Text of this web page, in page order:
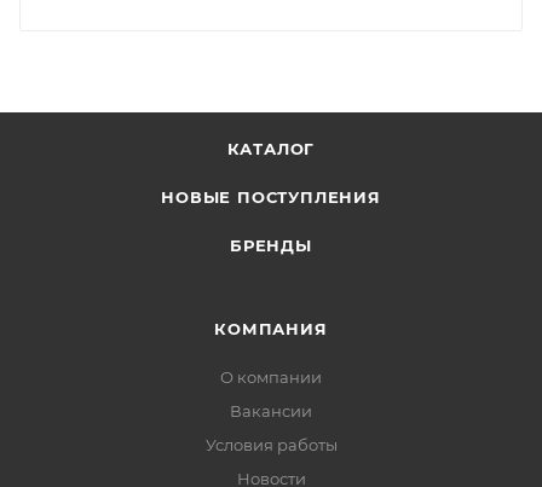
КАТАЛОГ
НОВЫЕ ПОСТУПЛЕНИЯ
БРЕНДЫ
КОМПАНИЯ
О компании
Вакансии
Условия работы
Новости